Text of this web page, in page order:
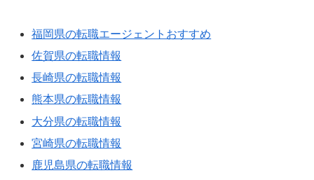
福岡県の転職エージェントおすすめ
佐賀県の転職情報
長崎県の転職情報
熊本県の転職情報
大分県の転職情報
宮崎県の転職情報
鹿児島県の転職情報